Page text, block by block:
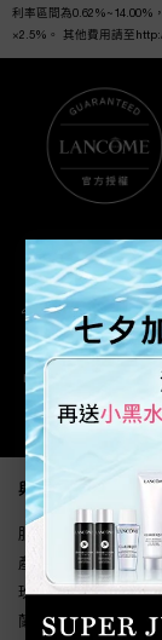
利率區間為0.62%~14.00%
×2.5%。 其他費用請至
滿額免運優
官網專屬購
與我們聯繫
服務時間(國定假日除
產品諮詢&線上購物服
玫瑰會務中心:0800-
蘭蔻LINE線上客服